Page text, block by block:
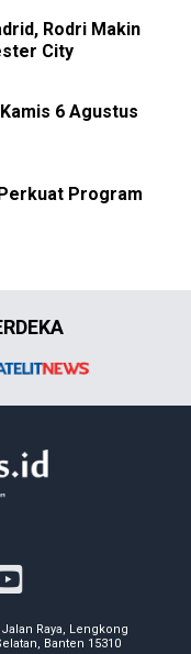
Rodri Makin
City
6 Agustus
Program
Raya, Lengkong
Banten 15310